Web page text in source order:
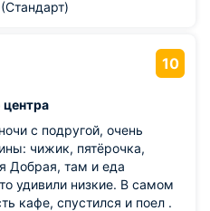
10
с подругой, очень
чижик, пятёрочка,
Добрая, там и еда
удивили низкие. В самом
кафе, спустился и поел .